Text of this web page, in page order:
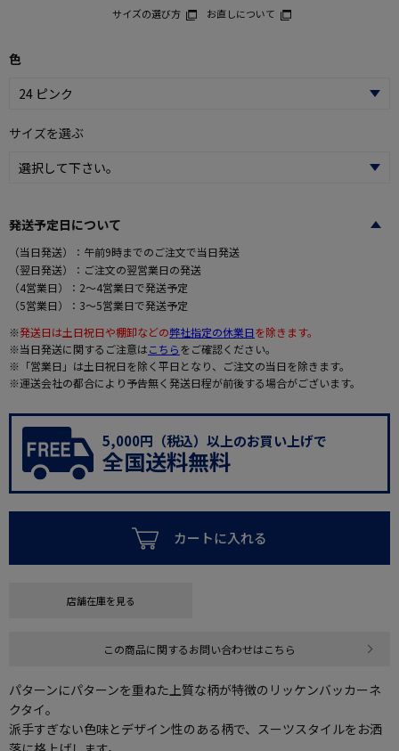
サイズの選び方 お直しについて
色
サイズを選ぶ
発送予定日について
（当日発送）：午前9時までのご注文で当日発送
（翌日発送）：ご注文の翌営業日の発送
（4営業日）：2～4営業日で発送予定
（5営業日）：3～5営業日で発送予定
※発送日は土日祝日や棚卸などの弊社指定の休業日を除きます。
※当日発送に関するご注意はこちらをご確認ください。
※「営業日」は土日祝日を除く平日となり、ご注文の当日を除きます。
※運送会社の都合により予告無く発送日程が前後する場合がございます。
5,000円（税込）以上のお買い上げで
全国送料無料
カートに入れる
店舗在庫を見る
この商品に関するお問い合わせはこちら
パターンにパターンを重ねた上質な柄が特徴のリッケンバッカーネ
クタイ。
派手すぎない色味とデザイン性のある柄で、スーツスタイルをお洒